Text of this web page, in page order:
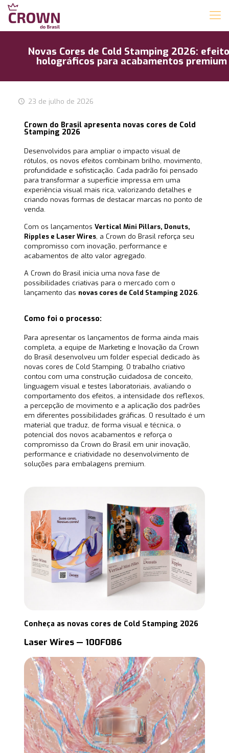
Novas Cores de Cold Stamping 2026:
holográficos para acabamentos premium
23 de julho de 2026
Crown do Brasil apresenta novas cores de Cold
Stamping 2026
Desenvolvidos para ampliar o impacto visual de
rótulos, os novos efeitos combinam brilho, movimento,
profundidade e sofisticação. Cada padrão foi pensado
para transformar a superfície impressa em uma
experiência visual mais rica, valorizando detalhes e
criando novas formas de destacar marcas no ponto de
venda.
Com os lançamentos Vertical Mini Pillars, Donuts,
Ripples e Laser Wires, a Crown do Brasil reforça seu
compromisso com inovação, performance e
acabamentos de alto valor agregado.
A Crown do Brasil inicia uma nova fase de
possibilidades criativas para o mercado com o
lançamento das novas cores de Cold Stamping 2026.
Como foi o processo:
Para apresentar os lançamentos de forma ainda mais
completa, a equipe de Marketing e Inovação da Crown
do Brasil desenvolveu um folder especial dedicado às
novas cores de Cold Stamping. O trabalho criativo
contou com uma construção cuidadosa de conceito,
linguagem visual e testes laboratoriais, avaliando o
comportamento dos efeitos, a intensidade dos reflexos,
a percepção de movimento e a aplicação dos padrões
em diferentes possibilidades gráficas. O resultado é um
material que traduz, de forma visual e técnica, o
potencial dos novos acabamentos e reforça o
compromisso da Crown do Brasil em unir inovação,
performance e criatividade no desenvolvimento de
soluções para embalagens premium.
Conheça as novas cores de Cold Stamping 2026
Laser Wires — 100F086